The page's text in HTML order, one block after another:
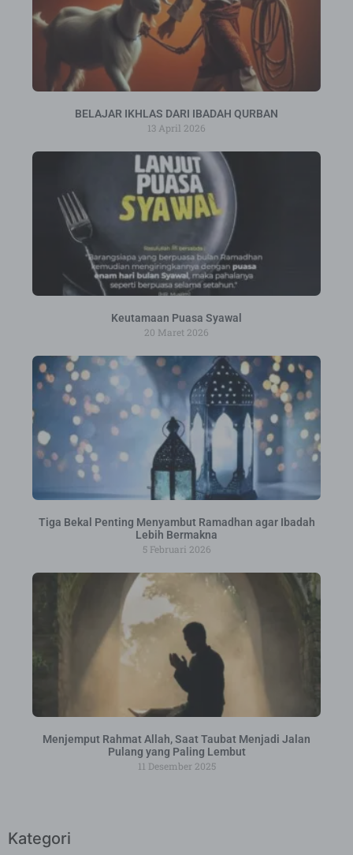
BELAJAR IKHLAS DARI IBADAH QURBAN
13 April 2026
Keutamaan Puasa Syawal
20 Maret 2026
Tiga Bekal Penting Menyambut Ramadhan agar Ibadah
Lebih Bermakna
5 Februari 2026
Menjemput Rahmat Allah, Saat Taubat Menjadi Jalan
Pulang yang Paling Lembut
11 Desember 2025
Kategori